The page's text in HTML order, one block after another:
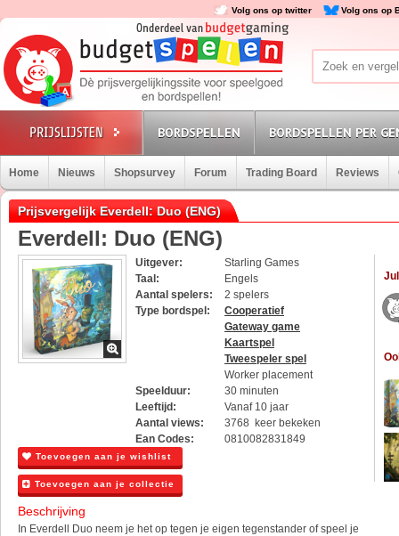
Volg ons op twitter Volg ons op
BORDSPELLEN BORDSPELLEN PER
Home Nieuws Shopsurvey Forum Trading Board Reviews
Prijsvergelijk Everdell: Duo (ENG)
Everdell: Duo (ENG)
Uitgever:
Starling Games
Taal:
Engels
Aantal spelers:
2 spelers
Type bordspel:
Cooperatief
Gateway game
Kaartspel
Tweespeler spel
Worker placement
Speelduur:
30 minuten
Leeftijd:
Vanaf 10 jaar
Aantal views:
3768 keer bekeken
Ean Codes:
0810082831849
Toevoegen aan je wishlist
Toevoegen aan je collectie
Beschrijving
In Everdell Duo neem je het op tegen je eigen tegenstander of speel je